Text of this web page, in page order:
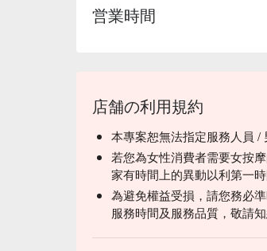
営業時間
店舗の利用規約
本專案恕無法指定服務人員 /
若您為女性消費者需要女按
家有時間上的異動以利第一時
為避免權益受損，請您務必
服務時間及服務品質，敬請知